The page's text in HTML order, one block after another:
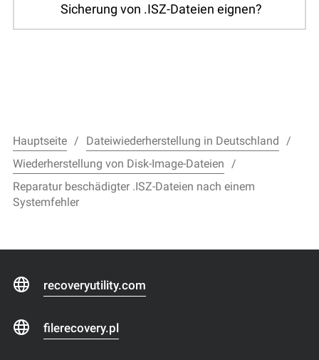
Sicherung von .ISZ-Dateien eignen?
Hauptseite
Dateiwiederherstellung in Deutschland
Wiederherstellung von Disk-Image-Dateien
Reparatur beschädigter .ISZ-Dateien nach einem
Systemfehler
recoveryutility.com
filerecovery.pl